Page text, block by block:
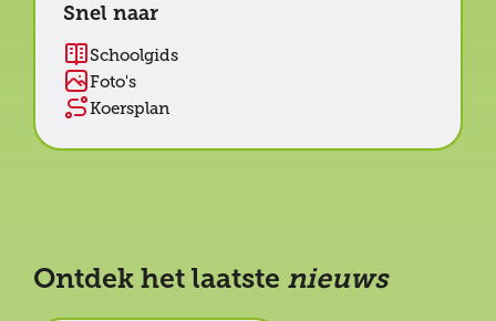
Snel naar
Schoolgids
Foto's
Koersplan
Ontdek het laatste nieuws